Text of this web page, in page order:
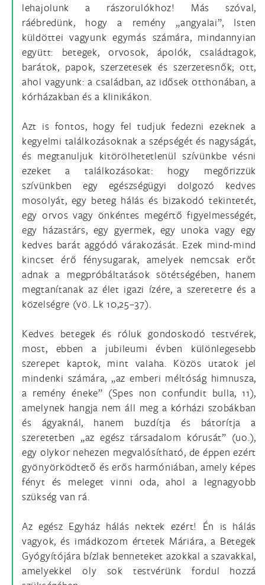
lehajolunk a rászorulókhoz! Más szóval,
ráébredünk, hogy a remény „angyalai”, Isten
küldöttei vagyunk egymás számára, mindannyian
együtt: betegek, orvosok, ápolók, családtagok,
barátok, papok, szerzetesek és szerzetesnők; ott,
ahol vagyunk: a családban, az idősek otthonában, a
kórházakban és a klinikákon.
Azt is fontos, hogy fel tudjuk fedezni ezeknek a
kegyelmi találkozásoknak a szépségét és nagyságát,
és megtanuljuk kitörölhetetlenül szívünkbe vésni
ezeket a találkozásokat: hogy megőrizzük
szívünkben egy egészségügyi dolgozó kedves
mosolyát, egy beteg hálás és bizakodó tekintetét,
egy orvos vagy önkéntes megértő figyelmességét,
egy házastárs, egy gyermek, egy unoka vagy egy
kedves barát aggódó várakozását. Ezek mind-mind
kincset érő fénysugarak, amelyek nemcsak erőt
adnak a megpróbáltatások sötétségében, hanem
megtanítanak az élet igazi ízére, a szeretetre és a
közelségre (vö. Lk 10,25–37).
Kedves betegek és róluk gondoskodó testvérek,
most, ebben a jubileumi évben különlegesebb
szerepet kaptok, mint valaha. Közös utatok jel
mindenki számára, „az emberi méltóság himnusza,
a remény éneke” (Spes non confundit bulla, 11),
amelynek hangja nem áll meg a kórházi szobákban
és ágyaknál, hanem buzdítja és bátorítja a
szeretetben „az egész társadalom kórusát” (uo.),
egy olykor nehezen megvalósítható, de éppen ezért
gyönyörködtető és erős harmóniában, amely képes
fényt és meleget vinni oda, ahol a legnagyobb
szükség van rá.
Az egész Egyház hálás nektek ezért! Én is hálás
vagyok, és imádkozom értetek Máriára, a Betegek
Gyógyítójára bízlak benneteket azokkal a szavakkal,
amelyekkel oly sok testvérünk fordul hozzá